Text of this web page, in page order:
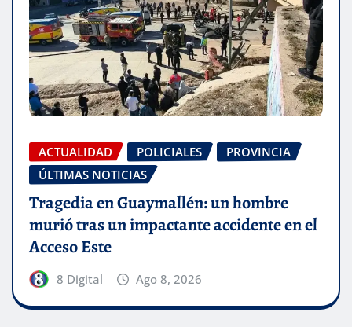
ACTUALIDAD POLICIALES
PROVINCIA
ÚLTIMAS NOTICIAS
Tragedia en Guaymallén: un hombre
murió tras un impactante accidente en el
Acceso Este
8 Digital Ago 8, 2026